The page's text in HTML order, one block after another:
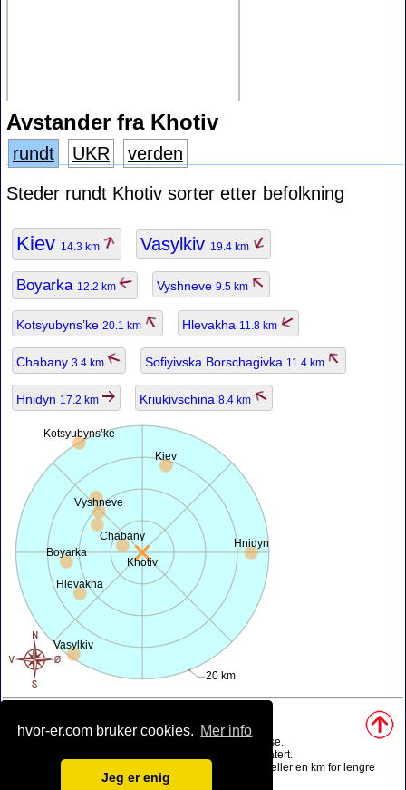
hvor-er.com bruker cookies. Mer info
Jeg er enig
Avstander fra Khotiv
rundt UKR
verden
Steder rundt Khotiv sorter etter befolkning
Kiev 14.3 km Vasylkiv 19.4 km
Boyarka 12.2 km Vyshneve 9.5 km
Kotsyubyns’ke 20.1 km Hlevakha 11.8 km
Chabany 3.4 km Sofiyivska Borschagivka 11.4 km
Hnidyn 17.2 km Kriukivschina 8.4 km
Khotiv
20 km
Kiev
Vasylkiv
Boyarka
Vyshneve
Kotsyubyns’ke
Hlevakha
Chabany
Hnidyn
• Kart bli ferdig ved hjelp avopenstreetmap.org.
database.
• Befolknings data er bare ca verdi, kan det være utdatert.
• Avstand i luftlinjes beregning er avrundet til 0.1 km (eller en km for lengre